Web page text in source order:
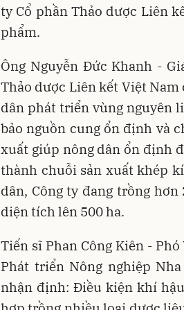
ty Cổ phần Thảo dược Liên
phẩm.
Ông Nguyễn Đức Khanh -
Thảo dược Liên kết Việt
dân phát triển vùng nguyên
bảo nguồn cung ổn định và
xuất giúp nông dân ổn định
thành chuỗi sản xuất khép
dân, Công ty đang trồng
diện tích lên 500 ha.
Tiến sĩ Phan Công Kiên -
Phát triển Nông nghiệp
nhận định: Điều kiện khí